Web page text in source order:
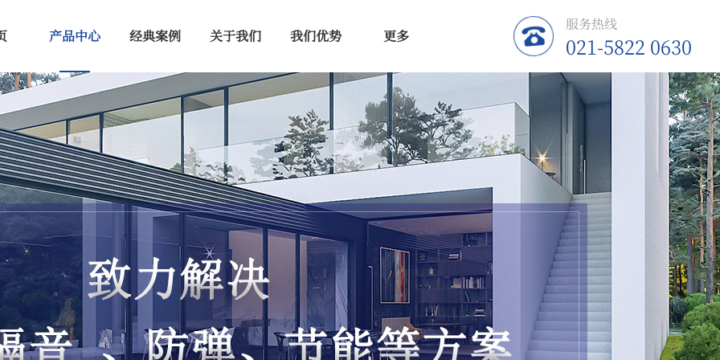
产品中心 经典案例 关于我们 我们优势 更多
服务热线
021-5822 0630